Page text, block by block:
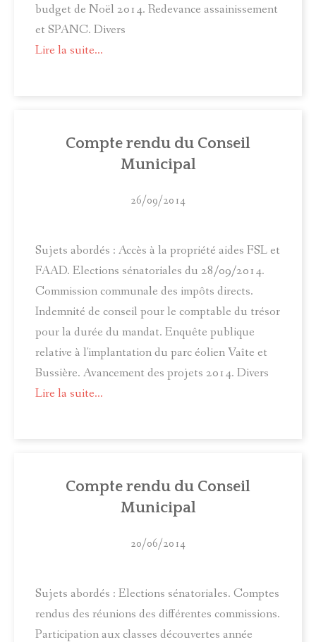
budget de Noël 2014. Redevance assainissement
et SPANC. Divers
Lire la suite...
Compte rendu du Conseil
Municipal
26/09/2014
Sujets abordés : Accès à la propriété aides FSL et
FAAD. Elections sénatoriales du 28/09/2014.
Commission communale des impôts directs.
Indemnité de conseil pour le comptable du trésor
pour la durée du mandat. Enquête publique
relative à l'implantation du parc éolien Vaîte et
Bussière. Avancement des projets 2014. Divers
Lire la suite...
Compte rendu du Conseil
Municipal
20/06/2014
Sujets abordés : Elections sénatoriales. Comptes
rendus des réunions des différentes commissions.
Participation aux classes découvertes année